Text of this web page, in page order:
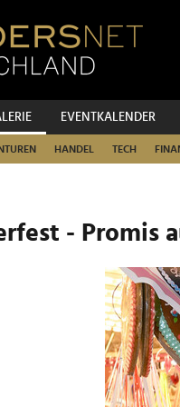
EVENTKALENDER
HANDEL TECH
- Promis